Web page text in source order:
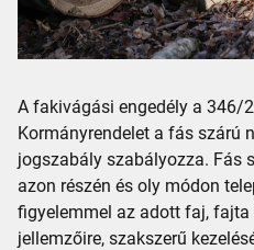
A fakivágási engedély a 346/
Kormányrendelet a fás szárú
jogszabály szabályozza. Fás
azon részén és oly módon
figyelemmel az adott faj,
jellemzőire, szakszerű